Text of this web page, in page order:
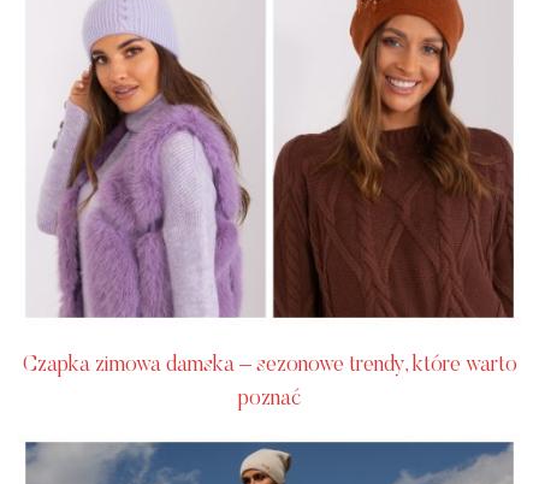
Czapka zimowa damska – sezonowe trendy, które warto
poznać